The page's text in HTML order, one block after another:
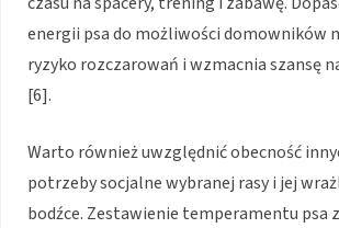
energii psa do możliwości domowników
ryzyko rozczarowań i wzmacnia szansę
[6].
Warto również uwzględnić obecność
potrzeby socjalne wybranej rasy i jej
bodźce. Zestawienie temperamentu psa